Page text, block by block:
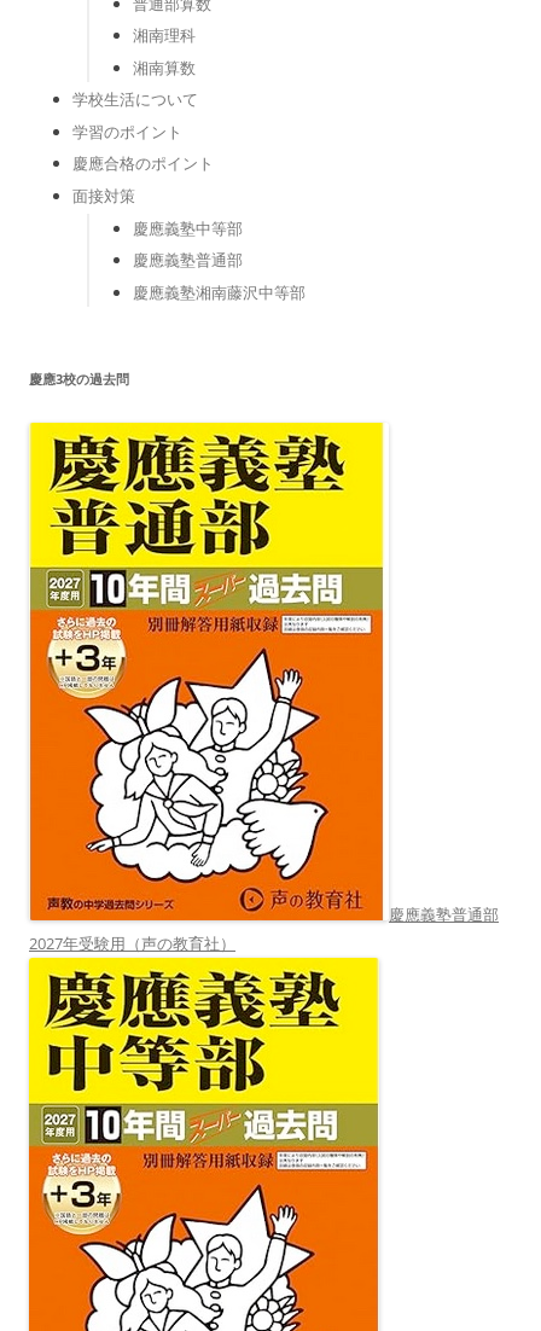
湘南理科
湘南算数
学校生活について
学習のポイント
慶應合格のポイント
面接対策
慶應義塾中等部
慶應義塾普通部
慶應義塾湘南藤沢中等部
慶應3校の過去問
慶應義塾普通部
2027年受験用（声の教育社）